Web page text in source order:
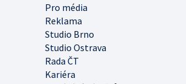
Pro média
Reklama
Studio Brno
Studio Ostrava
Rada ČT
Kariéra